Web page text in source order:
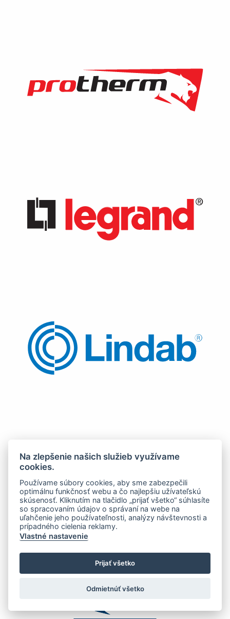
Na zlepšenie našich služieb využívame
cookies.
Používame súbory cookies, aby sme zabezpečili
optimálnu funkčnosť webu a čo najlepšiu užívateľskú
skúsenosť. Kliknutím na tlačidlo „prijať všetko“ súhlasíte
so spracovaním údajov o správaní na webe na
uľahčenie jeho používateľnosti, analýzy návštevnosti a
prípadného cielenia reklamy.
Vlastné nastavenie
Prijať všetko
Odmietnúť všetko